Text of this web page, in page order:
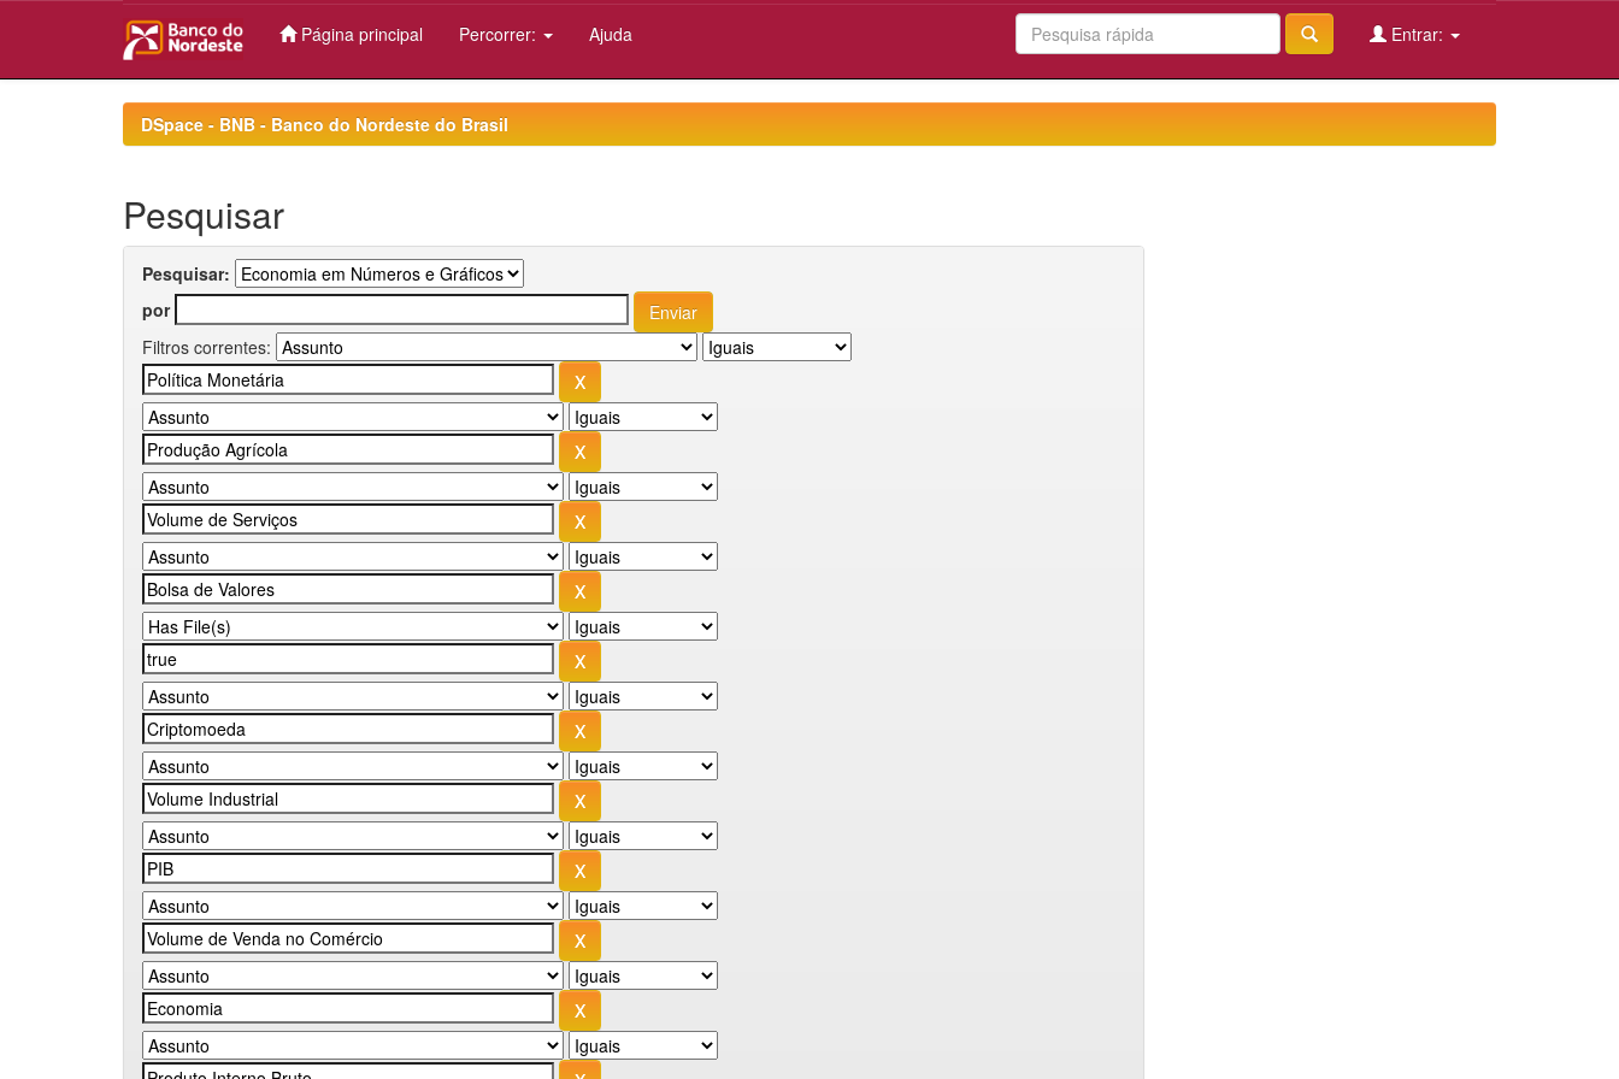
Página principal Percorrer: Ajuda Entrar:
DSpace - BNB - Banco do Nordeste do Brasil
Pesquisar
Pesquisar:
por
Filtros correntes: